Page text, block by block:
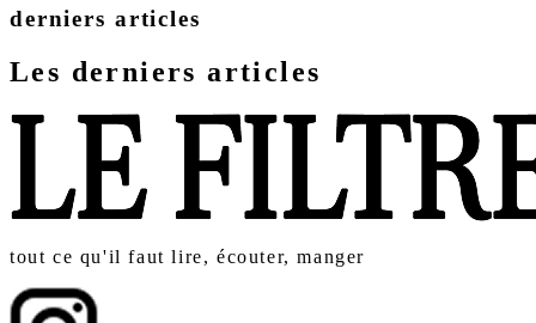
derniers articles
Les derniers articles
tout ce qu'il faut lire, écouter, manger